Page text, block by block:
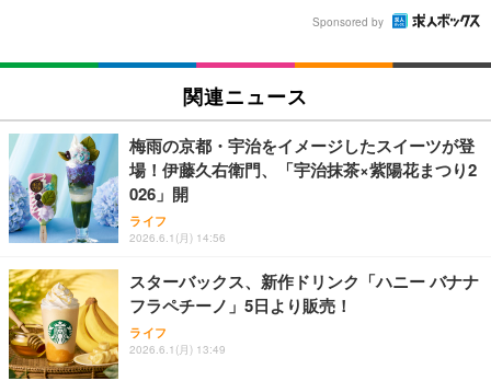
Sponsored by
関連ニュース
梅雨の京都・宇治をイメージしたスイーツが登
場！伊藤久右衛門、「宇治抹茶×紫陽花まつり2
026」開
ライフ
2026.6.1(月) 14:56
スターバックス、新作ドリンク「ハニー バナナ
フラペチーノ」5日より販売！
ライフ
2026.6.1(月) 13:49